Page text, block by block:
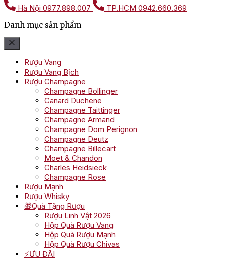
Hà Nội 0977.898.007 TP.HCM 0942.660.369
Danh mục sản phẩm
Rượu Vang
Rượu Vang Bịch
Rượu Champagne
Champagne Bollinger
Canard Duchene
Champagne Taittinger
Champagne Armand
Champagne Dom Perignon
Champagne Deutz
Champagne Billecart
Moet & Chandon
Charles Heidsieck
Champagne Rose
Rượu Mạnh
Rượu Whisky
🎁Quà Tặng Rượu
Rượu Linh Vật 2026
Hộp Quà Rượu Vang
Hộp Quà Rượu Mạnh
Hộp Quà Rượu Chivas
⚡ƯU ĐÃI